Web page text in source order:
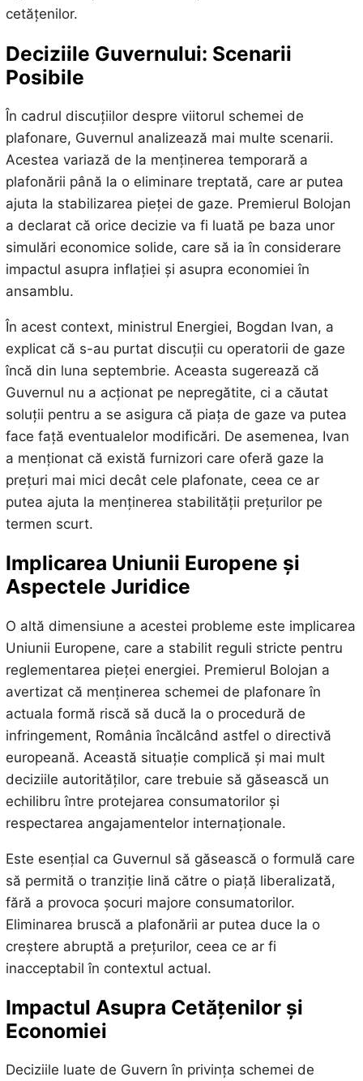
cetățenilor.
Deciziile Guvernului: Scenarii
Posibile
În cadrul discuțiilor despre viitorul schemei de
plafonare, Guvernul analizează mai multe scenarii.
Acestea variază de la menținerea temporară a
plafonării până la o eliminare treptată, care ar putea
ajuta la stabilizarea pieței de gaze. Premierul Bolojan
a declarat că orice decizie va fi luată pe baza unor
simulări economice solide, care să ia în considerare
impactul asupra inflației și asupra economiei în
ansamblu.
În acest context, ministrul Energiei, Bogdan Ivan, a
explicat că s-au purtat discuții cu operatorii de gaze
încă din luna septembrie. Aceasta sugerează că
Guvernul nu a acționat pe nepregătite, ci a căutat
soluții pentru a se asigura că piața de gaze va putea
face față eventualelor modificări. De asemenea, Ivan
a menționat că există furnizori care oferă gaze la
prețuri mai mici decât cele plafonate, ceea ce ar
putea ajuta la menținerea stabilității prețurilor pe
termen scurt.
Implicarea Uniunii Europene și
Aspectele Juridice
O altă dimensiune a acestei probleme este implicarea
Uniunii Europene, care a stabilit reguli stricte pentru
reglementarea pieței energiei. Premierul Bolojan a
avertizat că menținerea schemei de plafonare în
actuala formă riscă să ducă la o procedură de
infringement, România încălcând astfel o directivă
europeană. Această situație complică și mai mult
deciziile autorităților, care trebuie să găsească un
echilibru între protejarea consumatorilor și
respectarea angajamentelor internaționale.
Este esențial ca Guvernul să găsească o formulă care
să permită o tranziție lină către o piață liberalizată,
fără a provoca șocuri majore consumatorilor.
Eliminarea bruscă a plafonării ar putea duce la o
creștere abruptă a prețurilor, ceea ce ar fi
inacceptabil în contextul actual.
Impactul Asupra Cetățenilor și
Economiei
Deciziile luate de Guvern în privința schemei de